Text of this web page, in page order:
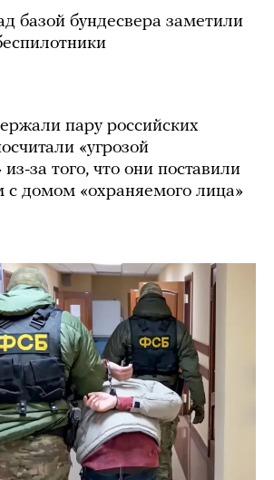
базой бундесвера заметили
пару российских
«угрозой
из-за того, что они поставили
с домом «охраняемого лица»